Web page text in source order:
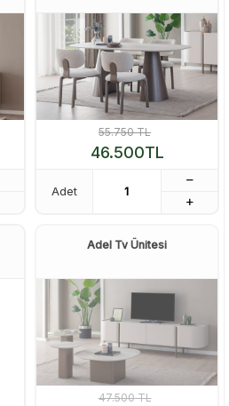
55.750TL
46.500TL
Adet
Adel Tv Ünitesi
47.500TL